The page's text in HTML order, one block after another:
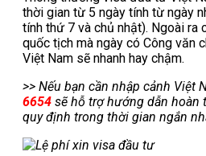
thời gian từ 5 ngày tính từ ngày
tính thứ 7 và chủ nhật). Ngoài ra
quốc tịch mà ngày có Công văn
Việt Nam sẽ nhanh hay chậm.
>> Nếu bạn cần nhập cảnh Việt
6654 sẽ hỗ trợ hướng dẫn hoàn
quy định trong thời gian ngắn